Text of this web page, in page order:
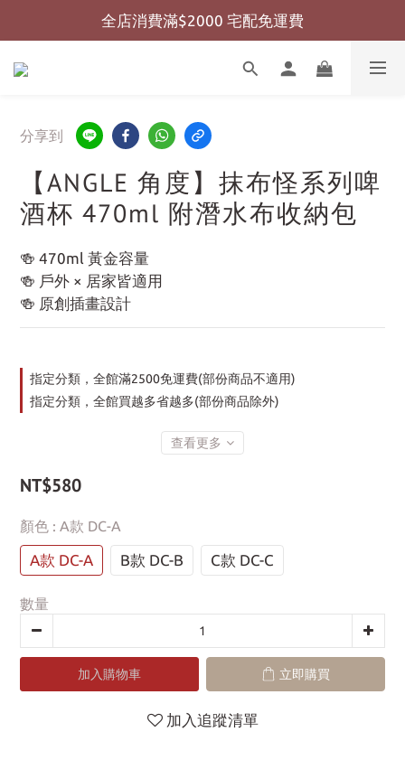
全店消費滿$999 超商免運費
全店消費滿$2000 宅配免運費
全店消費滿$999 超商免運費
分享到
【ANGLE 角度】抹布怪系列啤
酒杯 470ml 附潛水布收納包
🍻 470ml 黃金容量
🍻 戶外 × 居家皆適用
🍻 原創插畫設計
指定分類，全館滿2500免運費(部份商品不適用)
指定分類，全館買越多省越多(部份商品除外)
查看更多
NT$580
顏色 : A款 DC-A
A款 DC-A B款 DC-B C款 DC-C
數量
加入購物車 立即購買
加入追蹤清單